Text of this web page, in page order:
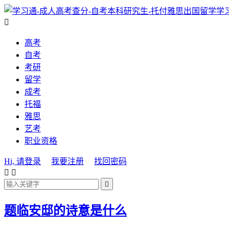
学

高考
自考
考研
留学
成考
托福
雅思
艺考
职业资格
Hi, 请登录 我要注册
找回密码
 

题临安邸的诗意是什么